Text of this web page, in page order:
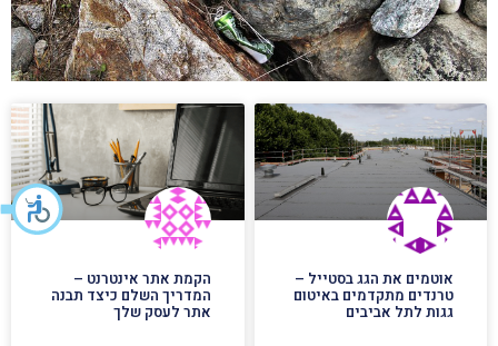
אוטמים את הגג בסטייל –
טרנדים מתקדמים באיטום
גגות לתל אביבים
הקמת אתר אינטרנט –
המדריך השלם כיצד תבנה
אתר לעסק שלך